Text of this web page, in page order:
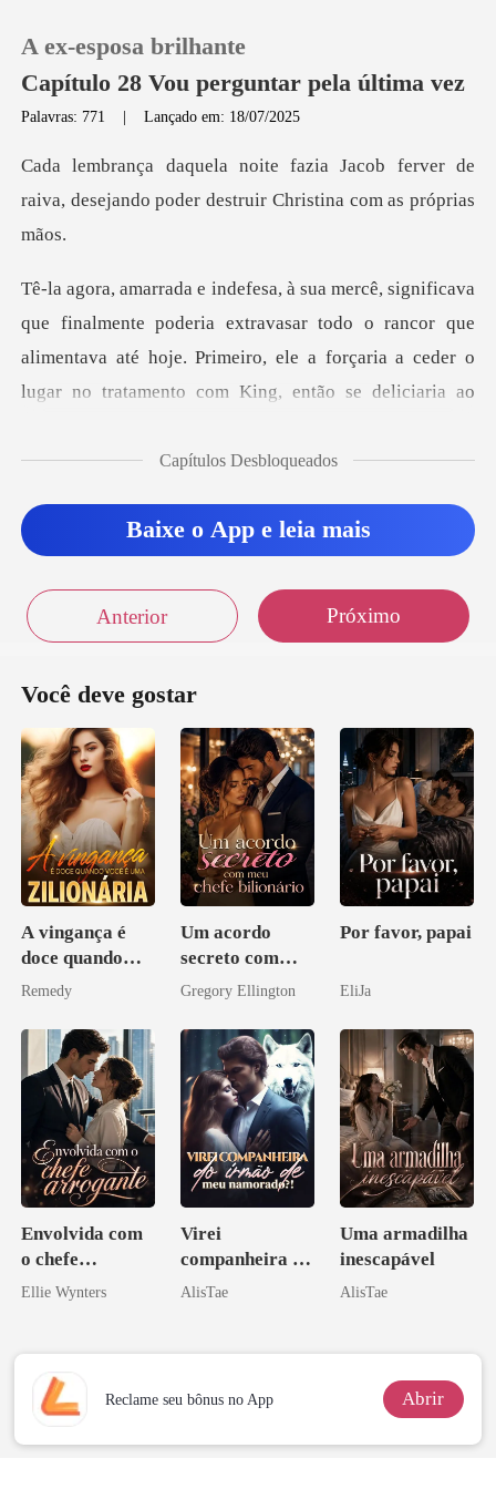
0
Histórico
Sair
A ex-esposa brilhante
Capítulo 28 Vou perguntar pela última vez
Palavras: 771 |Lançado em: 18/07/2025
ob ferver de
raiva, desejando poder de
eria extravasar todo o rancor que
alimentava até hoje. Primeiro, ele a forçar
Capítulos Desbloqueados
Baixe o App e leia mais
Anterior Próximo
Você deve gostar
A vingança é
doce quando
você é uma
Remedy
Um acordo
secreto com
meu chefe
Gregory Ellington
Por favor, papai
EliJa
Envolvida com
o chefe
arrogante
Ellie Wynters
Virei
companheira do
irmão de meu
AlisTae
Uma armadilha
inescapável
AlisTae
Reclame seu bônus no App Abrir